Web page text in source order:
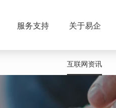
服务支持 关于易企
互联网资讯